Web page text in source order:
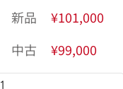
新品
¥101,000
中古
¥99,000